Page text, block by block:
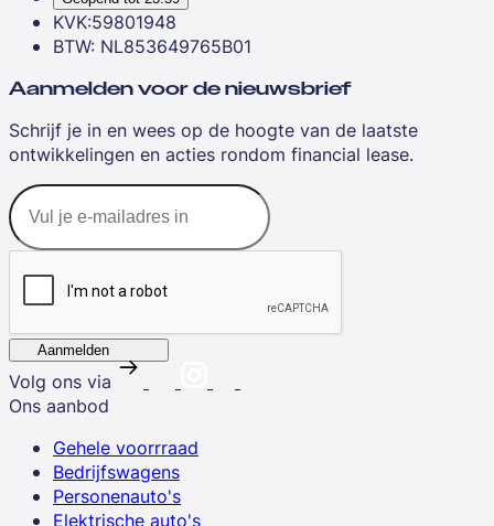
KVK:59801948
BTW: NL853649765B01
Aanmelden voor de nieuwsbrief
Schrijf je in en wees op de hoogte van de laatste
ontwikkelingen en acties rondom financial lease.
Aanmelden
Volg ons via
Ons aanbod
Gehele voorrraad
Bedrijfswagens
Personenauto's
Elektrische auto's